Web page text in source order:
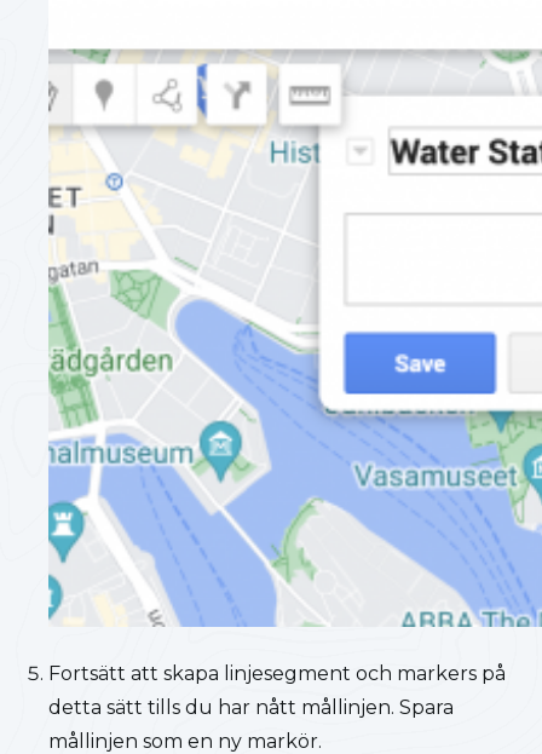
Fortsätt att skapa linjesegment och markers på
detta sätt tills du har nått mållinjen. Spara
mållinjen som en ny markör.